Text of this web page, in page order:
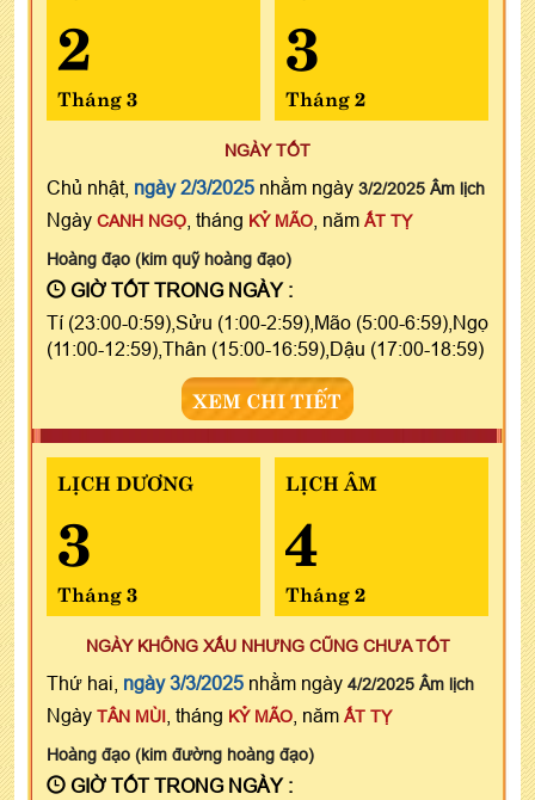
2
Tháng 3
3
Tháng 2
NGÀY TỐT
Chủ nhật, ngày 2/3/2025 nhằm ngày 3/2/2025 Âm lịch
Ngày CANH NGỌ , tháng KỶ MÃO , năm ẤT TỴ
Hoàng đạo (kim quỹ hoàng đạo)
GIỜ TỐT TRONG NGÀY :
Tí (23:00-0:59),Sửu (1:00-2:59),Mão (5:00-6:59),Ngọ
(11:00-12:59),Thân (15:00-16:59),Dậu (17:00-18:59)
XEM CHI TIẾT
LỊCH DƯƠNG
3
Tháng 3
LỊCH ÂM
4
Tháng 2
NGÀY KHÔNG XẤU NHƯNG CŨNG CHƯA TỐT
Thứ hai, ngày 3/3/2025 nhằm ngày 4/2/2025 Âm lịch
Ngày TÂN MÙI , tháng KỶ MÃO , năm ẤT TỴ
Hoàng đạo (kim đường hoàng đạo)
GIỜ TỐT TRONG NGÀY :